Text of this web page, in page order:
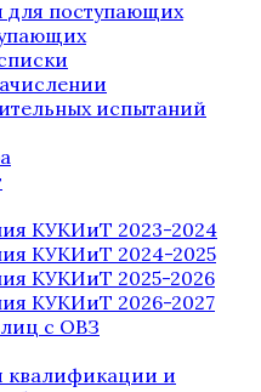
поступающих
испытаний
КУКИиТ 2023-2024
КУКИиТ 2024-2025
КУКИиТ 2025-2026
КУКИиТ 2026-2027
с ОВЗ
квалификации и